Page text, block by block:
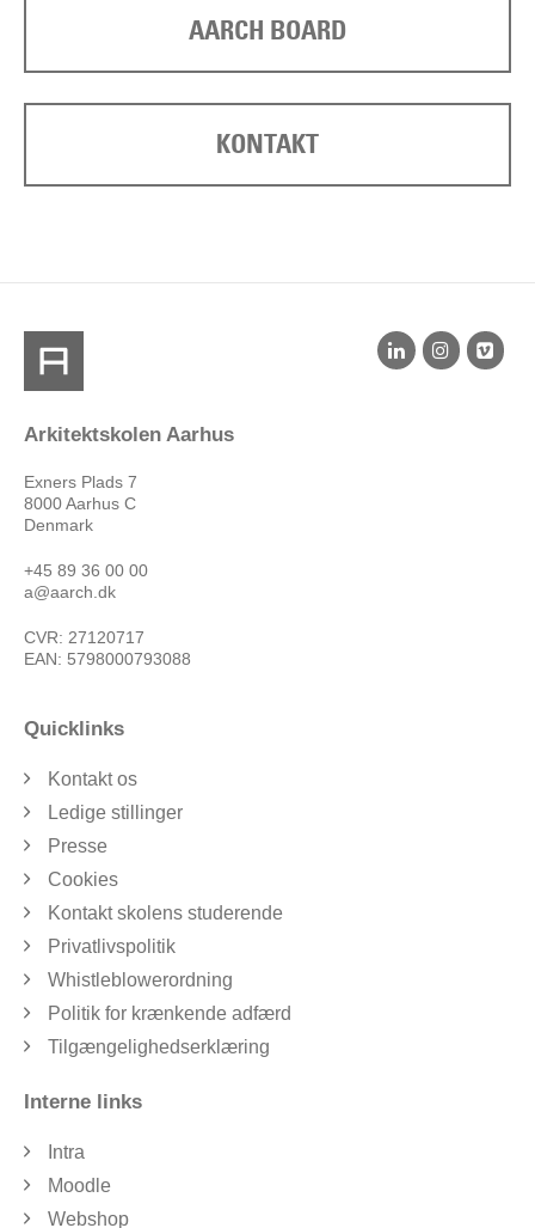
AARCH BOARD
KONTAKT
Arkitektskolen Aarhus
Exners Plads 7
8000 Aarhus C
Denmark
+45 89 36 00 00
a@aarch.dk
CVR: 27120717
EAN: 5798000793088
Quicklinks
Kontakt os
Ledige stillinger
Presse
Cookies
Kontakt skolens studerende
Privatlivspolitik
Whistleblowerordning
Politik for krænkende adfærd
Tilgængelighedserklæring
Interne links
Intra
Moodle
Webshop